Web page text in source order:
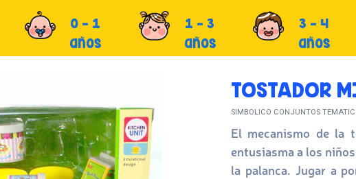
0 - 1
años
1 - 3
años
3 - 4
años
TOSTADOR
SIMBOLICO CONJUNTOS
El mecanismo de la
entusiasma a los
la palanca. Jugar a